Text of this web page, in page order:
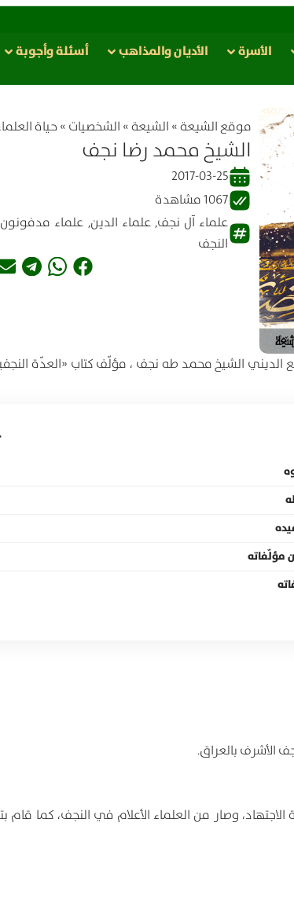
الأسرة الأدیان والمذاهب أسئلة وأجوبة
موقع الشیعة» الشيعة» الشخصيات » حياة
الشيخ محمد رضا نجف
2017-03-25
1067 مشاهدة
علماء آل نجف,علماء الدين, علماء
النجف
الديني الشيخ محمد طه نجف ، مؤلّف كتاب «العدّة
مؤلّفاته
الأشرف بالعراق.
وصار من العلماء الأعلام في النجف، كما قام